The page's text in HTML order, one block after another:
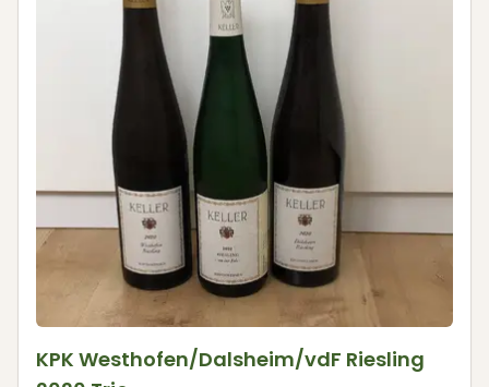
KPK Westhofen/Dalsheim/vdF Riesling